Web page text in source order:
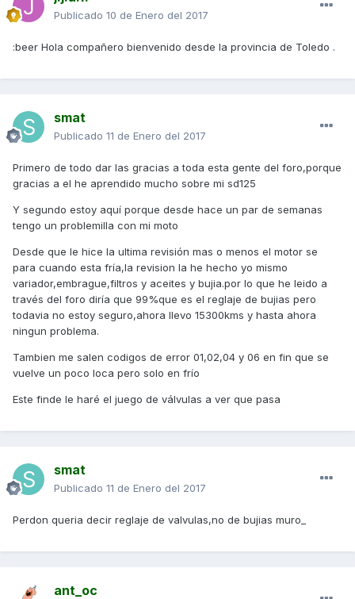
Publicado 10 de Enero del 2017
:beer Hola compañero bienvenido desde la provincia de Toledo .
smat
Publicado 11 de Enero del 2017
Primero de todo dar las gracias a toda esta gente del foro,porque
gracias a el he aprendido mucho sobre mi sd125
Y segundo estoy aquí porque desde hace un par de semanas
tengo un problemilla con mi moto
Desde que le hice la ultima revisión mas o menos el motor se
para cuando esta fría,la revision la he hecho yo mismo
variador,embrague,filtros y aceites y bujia.por lo que he leido a
través del foro diría que 99%que es el reglaje de bujias pero
todavia no estoy seguro,ahora llevo 15300kms y hasta ahora
ningun problema.
Tambien me salen codigos de error 01,02,04 y 06 en fin que se
vuelve un poco loca pero solo en frío
Este finde le haré el juego de válvulas a ver que pasa
smat
Publicado 11 de Enero del 2017
Perdon queria decir reglaje de valvulas,no de bujias muro_
ant_oc